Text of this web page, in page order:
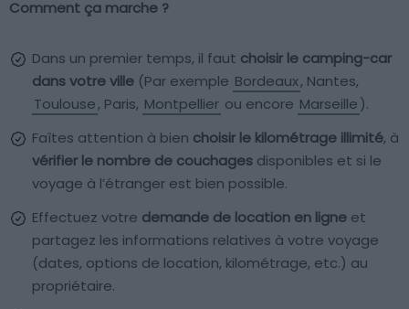
Comment ça marche ?
Dans un premier temps, il faut choisir le camping-car
dans votre ville (Par exemple Bordeaux, Nantes,
Toulouse, Paris, Montpellier ou encore Marseille).
Faîtes attention à bien choisir le kilométrage illimité, à
vérifier le nombre de couchages disponibles et si le
voyage à l’étranger est bien possible.
Effectuez votre demande de location en ligne et
partagez les informations relatives à votre voyage
(dates, options de location, kilométrage, etc.) au
propriétaire.